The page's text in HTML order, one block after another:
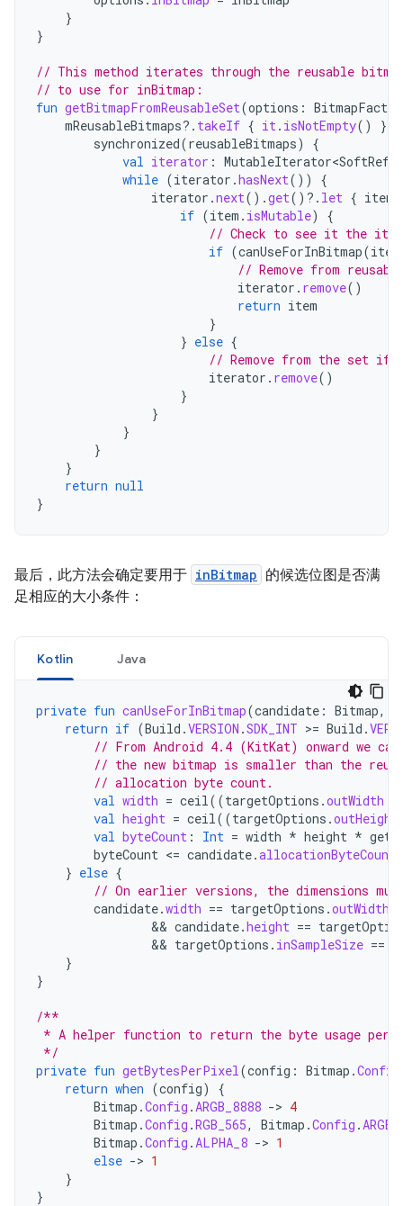
}
}
// This method iterates through the reusable
// to use for inBitmap:
fun getBitmapFromReusableSet(options :
mReusableBitmaps?. takeIf { it. isNotEmpty() }
synchronized(reusableBitmaps)
{
val iterator :
while (iterator .hasNext())
{
iterator .next().get() ?. let { item
if (item . isMutable)
{
// Check to see it the
if (canUseForInBitmap(item
// Remove from
iterator . remove()
return item
}
} else {
// Remove from the set if
iterator . remove()
}
}
}
}
}
return null
}
最后，此方法会确定要用于 inBitmap 的候选位图是否满
足相应的大小条件：
Kotlin Java
private fun canUseForInBitmap(candidate : Bitmap,
return if (Build .VERSION .SDK_INT >= Build .
// From Android 4.4 (KitKat) onward we
// the new bitmap is smaller than the
// allocation byte count.
val width = ceil((targetOptions .outWidth
val height = ceil((targetOptions .outHeight
val byteCount : Int = width * height *
byteCount <= candidate.allocationByteCount
} else {
// On earlier versions, the dimensions
candidate.width == targetOptions .outWidth
                &&
candidate.height ==
                &&
targetOptions . inSampleSize ==
}
}
/**
* A helper function to return the byte usage
*/
private fun getBytesPerPixel(config : Bitmap .Config
return when (config)
{
Bitmap .Config .ARGB_8888 -> 4
Bitmap .Config .RGB_565, Bitmap .Config .
Bitmap .Config .ALPHA_8 -> 1
else -> 1
}
}